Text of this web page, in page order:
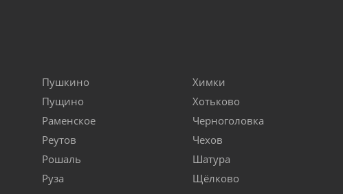
Пушкино
Пущино
Раменское
Реутов
Рошаль
Руза
Химки
Хотьково
Черноголовка
Чехов
Шатура
Щёлково